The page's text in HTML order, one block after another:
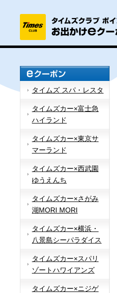
タイムズ スパ・レスタ
タイムズカー×富士急
ハイランド
タイムズカー×東京サ
マーランド
タイムズカー×西武園
ゆうえんち
タイムズカー×さがみ
湖MORI MORI
タイムズカー×横浜・
八景島シーパラダイス
タイムズカー×スパリ
ゾートハワイアンズ
タイムズカー×ニジゲ